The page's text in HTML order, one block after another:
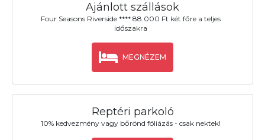
Ajánlott szállások
Four Seasons Riverside **** 88.000 Ft két főre a teljes
időszakra
MEGNÉZEM
Reptéri parkoló
10% kedvezmény vagy bőrönd fóliázás - csak nektek!